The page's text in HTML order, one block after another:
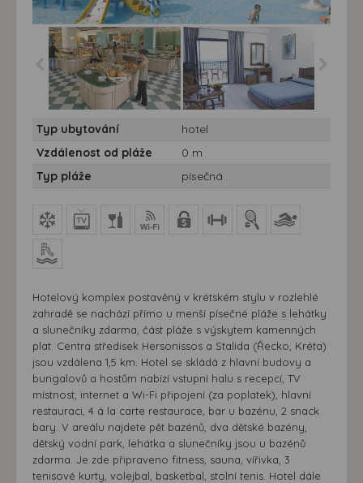
10/11 nocí - Řecko,
Kréta, Hersonissos -
hotel Nana Beach
10/11 nocí - Řecko,
Kréta, Hersonissos -
hotel Nana Beach
Typ ubytování
hotel
Vzdálenost od pláže
0 m
Typ pláže
písečná
Hotelový komplex postavěný v krétském stylu v rozlehlé
zahradě se nachází přímo u menší písečné pláže s lehátky
a slunečníky zdarma, část pláže s výskytem kamenných
plat. Centra středisek Hersonissos a Stalida (Řecko, Kréta)
jsou vzdálena 1,5 km. Hotel se skládá z hlavní budovy a
bungalovů a hostům nabízí vstupní halu s recepcí, TV
místnost, internet a Wi-Fi připojení (za poplatek), hlavní
restauraci, 4 á la carte restaurace, bar u bazénu, 2 snack
bary. V areálu najdete pět bazénů, dva dětské bazény,
dětský vodní park, lehátka a slunečníky jsou u bazénů
zdarma. Je zde připraveno fitness, sauna, vířivka, 3
tenisové kurty, volejbal, basketbal, stolní tenis. Hotel dále